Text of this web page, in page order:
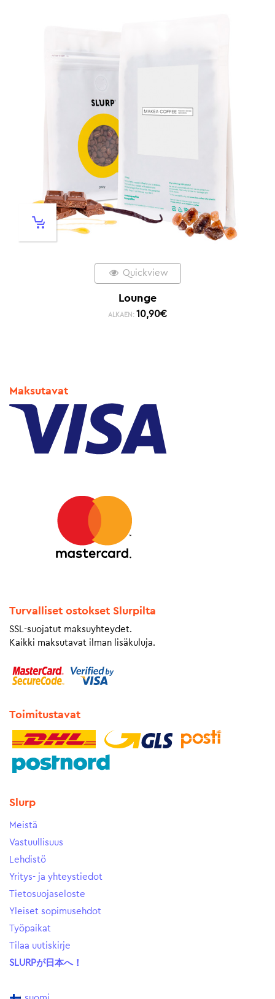
Quickview
Lounge
ALKAEN: 10,90€
Maksutavat
Turvalliset ostokset Slurpilta
SSL-suojatut maksuyhteydet.
Kaikki maksutavat ilman lisäkuluja.
Toimitustavat
Slurp
Meistä
Vastuullisuus
Lehdistö
Yritys- ja yhteystiedot
Tietosuojaseloste
Yleiset sopimusehdot
Työpaikat
Tilaa uutiskirje
SLURPが日本へ！